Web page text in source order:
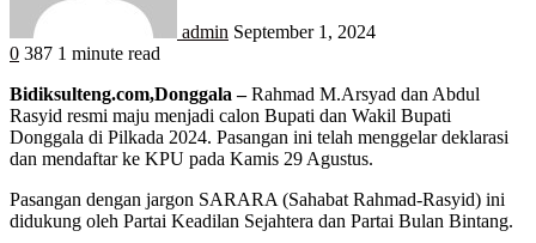
admin September 1, 2024
0 387 1 minute read
Bidiksulteng.com,Donggala –Rahmad M.Arsyad dan Abdul
Rasyid resmi maju menjadi calon Bupati dan Wakil Bupati
Donggala di Pilkada 2024. Pasangan ini telah menggelar deklarasi
dan mendaftar ke KPU pada Kamis 29 Agustus.
Pasangan dengan jargon SARARA (Sahabat Rahmad-Rasyid) ini
didukung oleh Partai Keadilan Sejahtera dan Partai Bulan Bintang.